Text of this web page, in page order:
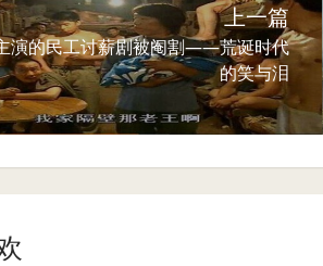
上一篇
演的民工讨薪剧被阉割——荒诞时代
的笑与泪